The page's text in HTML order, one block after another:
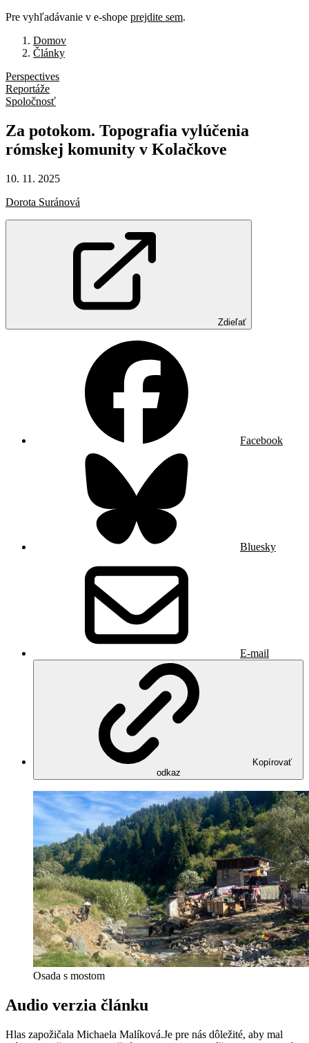
Pre vyhľadávanie v e-shope prejdite sem.
Domov
Články
Perspectives
Reportáže
Spoločnosť
Za potokom. Topografia vylúčenia
rómskej komunity v Kolačkove
10. 11. 2025
Dorota Suránová
Zdieľať
Facebook
Bluesky
E-mail
Kopírovať
odkaz
Osada s mostom
Audio verzia článku
Hlas zapožičala Michaela Malíková.Je pre nás dôležité, aby mal